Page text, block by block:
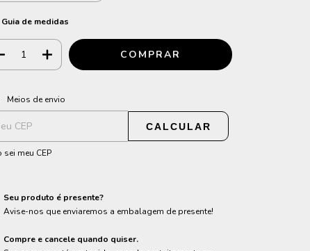
Guia de medidas
para o CEP:
Meios de envio
CALCULAR
sei meu CEP
Seu produto é presente?
Avise-nos que enviaremos a embalagem de presente!
Compre e cancele quando quiser.